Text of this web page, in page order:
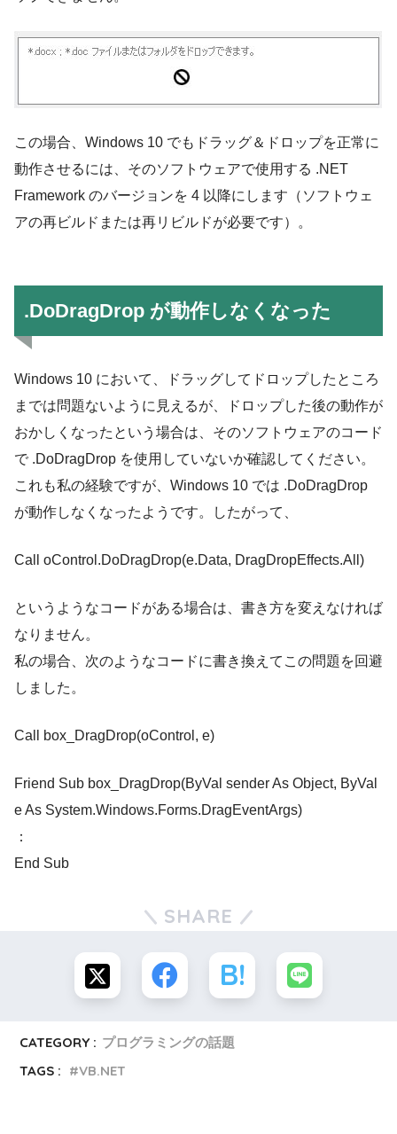
この場合、Windows 10 でもドラッグ＆ドロップを正常に
動作させるには、そのソフトウェアで使用する .NET
Framework のバージョンを 4 以降にします（ソフトウェ
アの再ビルドまたは再リビルドが必要です）。
.DoDragDrop が動作しなくなった
Windows 10 において、ドラッグしてドロップしたところ
までは問題ないように見えるが、ドロップした後の動作が
おかしくなったという場合は、そのソフトウェアのコード
で .DoDragDrop を使用していないか確認してください。
これも私の経験ですが、Windows 10 では .DoDragDrop
が動作しなくなったようです。したがって、
Call oControl.DoDragDrop(e.Data, DragDropEffects.All)
というようなコードがある場合は、書き方を変えなければ
なりません。
私の場合、次のようなコードに書き換えてこの問題を回避
しました。
Call box_DragDrop(oControl, e)
Friend Sub box_DragDrop(ByVal sender As Object, ByVal
e As System.Windows.Forms.DragEventArgs)
：
End Sub
SHARE
CATEGORY : プログラミングの話題
TAGS :
VB.NET